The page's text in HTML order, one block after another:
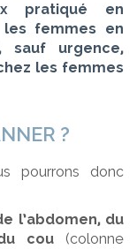
pratiqué en
femmes en
sauf urgence,
les femmes
?
pourrons donc
l’abdomen, du
cou (colonne